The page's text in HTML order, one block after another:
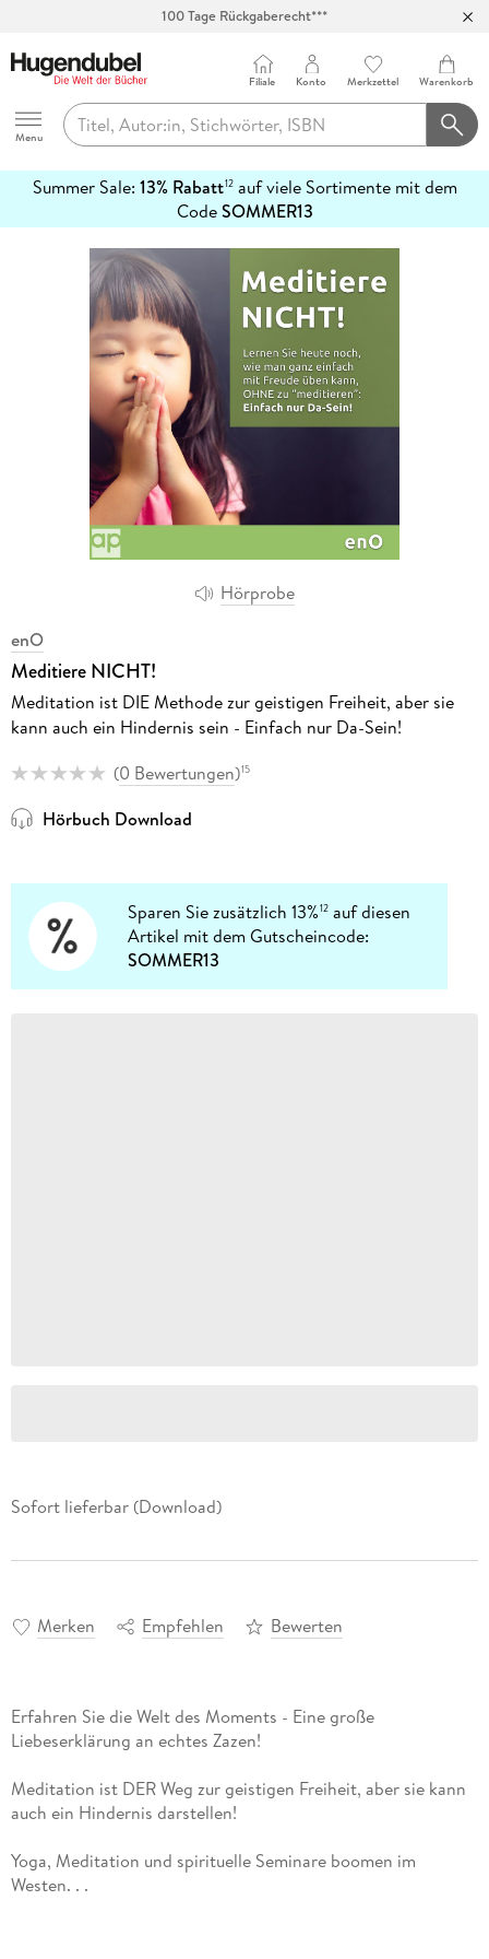
100 Tage Rückgaberecht***
Hugendubel
Menu
Filiale Konto Merkzettel Warenkorb
Summer Sale: 13% Rabatt12auf viele Sortimente mit dem
CodeSOMMER13
erfahren
Hörprobe
enO
Meditiere NICHT!
Meditation ist DIE Methode zur geistigen Freiheit, aber sie
kann auch ein Hindernis sein - Einfach nur Da-Sein!
(0 Bewertungen)15
Hörbuch Download
Sparen Sie zusätzlich 13%12 auf diesen
Artikel mit dem Gutscheincode:
SOMMER13
Sofort lieferbar (Download)
Merken Empfehlen Bewerten
Erfahren Sie die Welt des Moments - Eine große
Meditation ist DER Weg zur geistigen Freiheit, aber sie kann
Yoga, Meditation und spirituelle Seminare boomen im